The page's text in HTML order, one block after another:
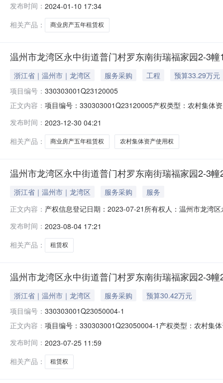
路，西临太师路，东临罗东南街。三都锦苑：北临永定
权证期限：权证面积：是
发布时间： 2024-01-10 17:34
相关产品：
商业房产五年租赁权
温州市龙湾区永中街道普门村罗东南街瑞福家园2-3
浙江省｜温州市｜龙湾区 服务采购 工程
预算33.29万元
项目编号： 330303001Q23120005
正文内容： 项目编号：330303001Q23120005产权类型：农村集体
别：登记日期：2023-12-18所有权人：温州市龙湾区永
发布时间： 2023-12-30 04:21
相关产品：
商业房产五年租赁权 农村集体资产使用权
温州市龙湾区永中街道普门村罗东南街瑞福家园2-3
浙江省｜温州市｜龙湾区 服务采购
服务
正文内容： 产权信息登记日期：2023-07-21所有权人：温州市龙湾
至：文康路权证期限：权证面积：土地性质：房屋所有
项目审查表：村民代表大
发布时间： 2023-08-04 17:21
相关产品：
租赁权
温州市龙湾区永中街道普门村罗东南街瑞福家园2-3
浙江省｜温州市｜龙湾区 服务采购
预算30.42万元
项目编号： 330303001Q23050004-1
正文内容： 项目编号：330303001Q23050004-1产权类型：农村集
别：登记日期：2023-07-21所有权人：温州市龙湾区永
发布时间： 2023-07-25 11:59
相关产品：
租赁权